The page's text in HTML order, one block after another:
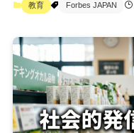
教育 Forbes JAPAN